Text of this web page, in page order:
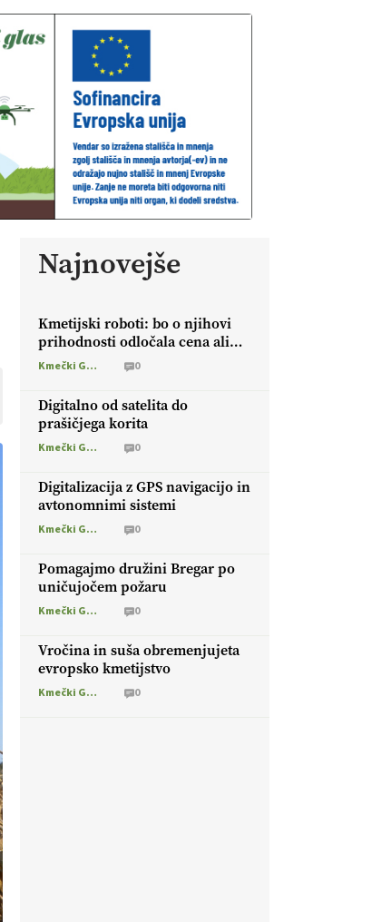
Najnovejše
Kmetijski roboti: bo o njihovi
prihodnosti odločala cena ali
prednosti za kmetijo?
Kmečki Glas 0
Digitalno od satelita do
prašičjega korita
Kmečki Glas 0
Digitalizacija z GPS navigacijo in
avtonomnimi sistemi
Kmečki Glas 0
Pomagajmo družini Bregar po
uničujočem požaru
Kmečki Glas 0
Vročina in suša obremenjujeta
evropsko kmetijstvo
Kmečki Glas 0